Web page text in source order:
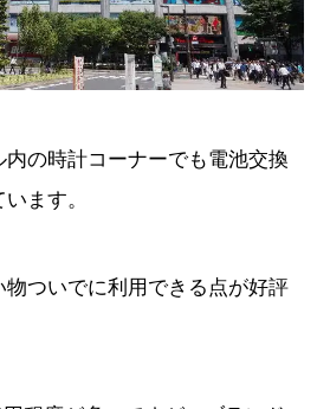
の時計コーナーでも電池交換
ます。
ついでに利用できる点が好評